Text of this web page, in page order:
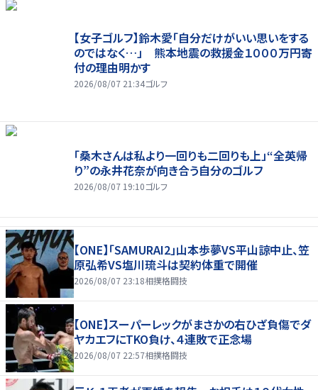
【女子ゴルフ】鈴木愛「自分だけがいい思いをする
のではなく…」 熊本地震の救援金１０００万円寄
付の理由明かす
2026/08/07 21:34ゴルフ
「桑木さんは私より一回りも二回りも上」“全英帰
り”の永井花奈が向き合う自分のゴルフ
2026/08/07 19:10ゴルフ
【ONE】「SAMURAI2」山本歩夢VS平山諒中止、笠
原弘希VS塩川琉斗は契約体重で開催
2026/08/07 23:18相撲格闘技
【ONE】スーパーレックがまさかの右ひざ負傷でダ
ヤカエフにTKO負け、４連敗で正念場
2026/08/07 22:57相撲格闘技